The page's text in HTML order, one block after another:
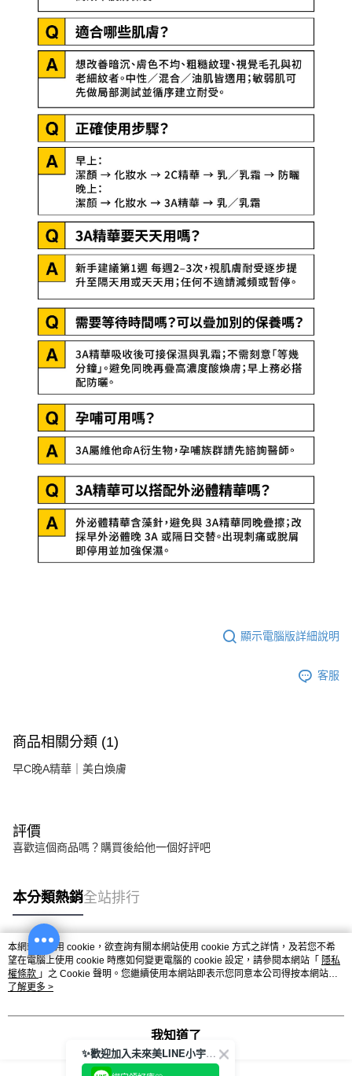
顯示電腦版詳細說明
客服
商品相關分類 (1)
早C晚A精華｜美白煥膚
評價
喜歡這個商品嗎？購買後給他一個好評吧
本分類熱銷全站排行
熱門標籤
本網站中使用 cookie，欲查詢有關本網站使用 cookie 方式之詳情，及若您不希
望在電腦上使用 cookie 時應如何變更電腦的 cookie 設定，請參閱本網站「 隱私
權條款 」之 Cookie 聲明。您繼續使用本網站即表示您同意本公司得按本網站使
用條款之 Cookie 聲明使用 cookie。
了解更多 >
我知道了
✨歡迎加入未來美LINE小宇宙💫